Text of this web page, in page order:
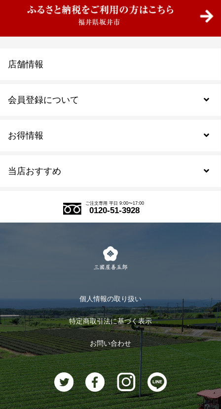
当店おすすめ
式部の香りシリーズ
お茶のギフト
おすすめのお茶
お茶に合うスイーツ
お得情報
会員登録について
会員規約について
ログイン
ログアウト
店舗情報
ご注文専用 平日 9:00〜17:00
0120-51-3928
個人情報の取り扱い
特定商取引法に基づく表示
お問い合わせ